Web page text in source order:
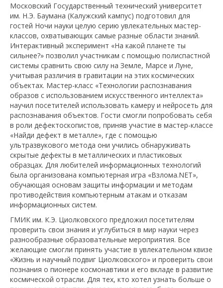
Московский Государственный технический университет
им. Н.Э. Баумана (Калужский кампус) подготовил для
гостей Ночи науки целую серию увлекательных мастер-
классов, охватывающих самые разные области знаний.
Интерактивный эксперимент «На какой планете ты
сильнее?» позволил участникам с помощью полиспастной
системы сравнить свою силу на Земле, Марсе и Луне,
учитывая различия в гравитации на этих космических
объектах. Мастер-класс «Технологии распознавания
образов с использованием искусственного интеллекта»
научил посетителей использовать камеру и нейросеть для
распознавания объектов. Гости смогли попробовать себя
в роли дефектоскопистов, приняв участие в мастер-классе
«Найди дефект в металле», где с помощью
ультразвукового метода они учились обнаруживать
скрытые дефекты в металлических и пластиковых
образцах. Для любителей информационных технологий
была организована компьютерная игра «Взлома.NET»,
обучающая основам защиты информации и методам
противодействия компьютерным атакам и отказам
информационных систем.
ГМИК им. К.Э. Циолковского предложил посетителям
проверить свои знания и углубиться в мир науки через
разнообразные образовательные мероприятия. Все
желающие смогли принять участие в увлекательном квизе
«Жизнь и научный подвиг Циолковского» и проверить свои
познания о пионере космонавтики и его вкладе в развитие
космической отрасли. Для тех, кто хотел узнать больше о